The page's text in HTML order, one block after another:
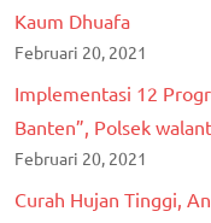
Kaum Dhuafa
Februari 20, 2021
Implementasi 12
Banten”, Polsek
Februari 20, 2021
Curah Hujan Tinggi,